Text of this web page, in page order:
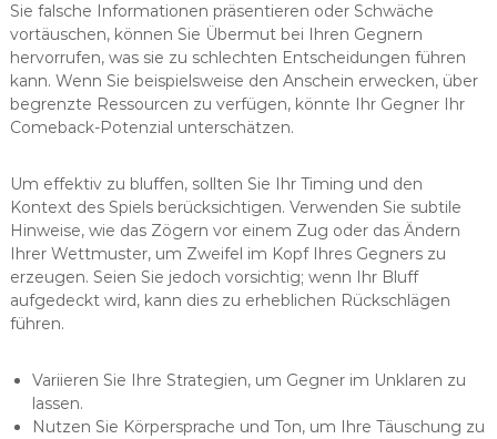
Sie falsche Informationen präsentieren oder Schwäche
vortäuschen, können Sie Übermut bei Ihren Gegnern
hervorrufen, was sie zu schlechten Entscheidungen führen
kann. Wenn Sie beispielsweise den Anschein erwecken, über
begrenzte Ressourcen zu verfügen, könnte Ihr Gegner Ihr
Comeback-Potenzial unterschätzen.
Um effektiv zu bluffen, sollten Sie Ihr Timing und den
Kontext des Spiels berücksichtigen. Verwenden Sie subtile
Hinweise, wie das Zögern vor einem Zug oder das Ändern
Ihrer Wettmuster, um Zweifel im Kopf Ihres Gegners zu
erzeugen. Seien Sie jedoch vorsichtig; wenn Ihr Bluff
aufgedeckt wird, kann dies zu erheblichen Rückschlägen
führen.
Variieren Sie Ihre Strategien, um Gegner im Unklaren zu
lassen.
Nutzen Sie Körpersprache und Ton, um Ihre Täuschung zu